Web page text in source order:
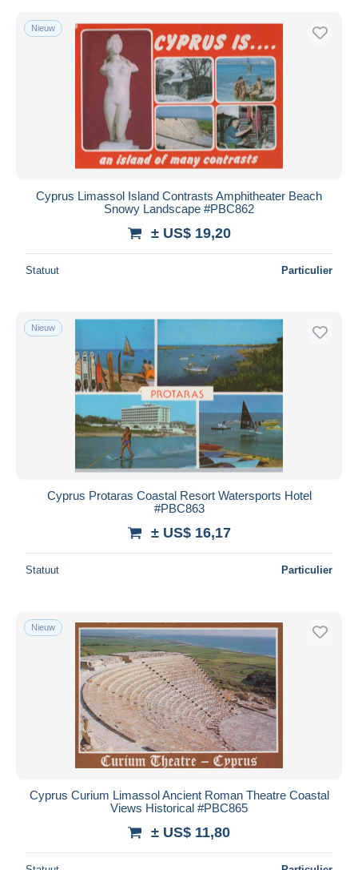
Nieuw
Cyprus Limassol Island Contrasts Amphitheater Beach
Snowy Landscape #PBC862
± US$ 19,20
Statuut Particulier
Nieuw
Cyprus Protaras Coastal Resort Watersports Hotel
#PBC863
± US$ 16,17
Statuut Particulier
Nieuw
Cyprus Curium Limassol Ancient Roman Theatre Coastal
Views Historical #PBC865
± US$ 11,80